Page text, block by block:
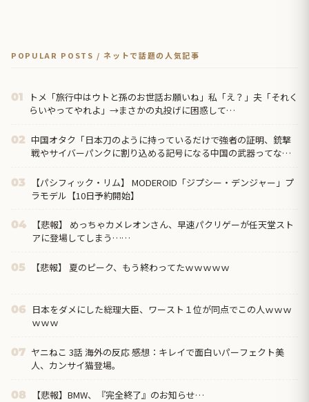
POPULAR POSTS / ネットで話題の人気記事
01
トメ「旅行中はウトと孫のお世話お願いね」私「え？」夫「それく
らいやってやれよ」→まさかの丸投げに困惑して…
02 中国オタク「日本刀のように持っているだけで強者の証明、銃撃
戦やサイバーパンクに割り込める記号になる中国の武器ってなん
03
【パシフィック・リム】 MODEROID「ジプシー・デンジャー」プ
ラモデル【10日予約開始】
04
【悲報】 めっちゃカメレオンさん、早速パクリゲーが任天堂スト
アに登場してしまう……
05 【悲報】 夏のピーク、もう終わってたｗｗｗｗｗ
06
日本をダメにした総理大臣、ワースト１位が同点でこの人ｗｗｗ
ｗｗｗ
07 ヤニねこ 3話 海外の反応 感想：キレイで面白いパーフェクト美
人、カンサイ猫登場。
08 【悲報】BMW、『完全終了』のお知らせ…